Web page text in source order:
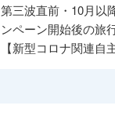
第三波直前・10月以
ンペーン開始後の旅
【新型コロナ関連自